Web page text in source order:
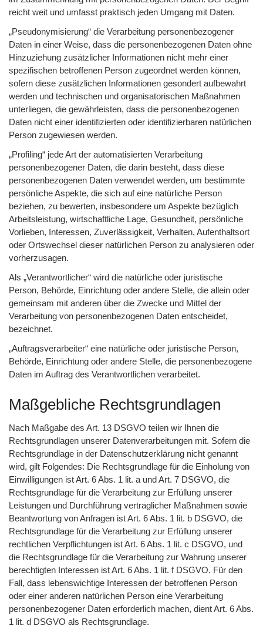
reicht weit und umfasst praktisch jeden Umgang mit Daten.
„Pseudonymisierung“ die Verarbeitung personenbezogener
Daten in einer Weise, dass die personenbezogenen Daten ohne
Hinzuziehung zusätzlicher Informationen nicht mehr einer
spezifischen betroffenen Person zugeordnet werden können,
sofern diese zusätzlichen Informationen gesondert aufbewahrt
werden und technischen und organisatorischen Maßnahmen
unterliegen, die gewährleisten, dass die personenbezogenen
Daten nicht einer identifizierten oder identifizierbaren natürlichen
Person zugewiesen werden.
„Profiling“ jede Art der automatisierten Verarbeitung
personenbezogener Daten, die darin besteht, dass diese
personenbezogenen Daten verwendet werden, um bestimmte
persönliche Aspekte, die sich auf eine natürliche Person
beziehen, zu bewerten, insbesondere um Aspekte bezüglich
Arbeitsleistung, wirtschaftliche Lage, Gesundheit, persönliche
Vorlieben, Interessen, Zuverlässigkeit, Verhalten, Aufenthaltsort
oder Ortswechsel dieser natürlichen Person zu analysieren oder
vorherzusagen.
Als „Verantwortlicher“ wird die natürliche oder juristische
Person, Behörde, Einrichtung oder andere Stelle, die allein oder
gemeinsam mit anderen über die Zwecke und Mittel der
Verarbeitung von personenbezogenen Daten entscheidet,
bezeichnet.
„Auftragsverarbeiter“ eine natürliche oder juristische Person,
Behörde, Einrichtung oder andere Stelle, die personenbezogene
Daten im Auftrag des Verantwortlichen verarbeitet.
Maßgebliche Rechtsgrundlagen
Nach Maßgabe des Art. 13 DSGVO teilen wir Ihnen die
Rechtsgrundlagen unserer Datenverarbeitungen mit. Sofern die
Rechtsgrundlage in der Datenschutzerklärung nicht genannt
wird, gilt Folgendes: Die Rechtsgrundlage für die Einholung von
Einwilligungen ist Art. 6 Abs. 1 lit. a und Art. 7 DSGVO, die
Rechtsgrundlage für die Verarbeitung zur Erfüllung unserer
Leistungen und Durchführung vertraglicher Maßnahmen sowie
Beantwortung von Anfragen ist Art. 6 Abs. 1 lit. b DSGVO, die
Rechtsgrundlage für die Verarbeitung zur Erfüllung unserer
rechtlichen Verpflichtungen ist Art. 6 Abs. 1 lit. c DSGVO, und
die Rechtsgrundlage für die Verarbeitung zur Wahrung unserer
berechtigten Interessen ist Art. 6 Abs. 1 lit. f DSGVO. Für den
Fall, dass lebenswichtige Interessen der betroffenen Person
oder einer anderen natürlichen Person eine Verarbeitung
personenbezogener Daten erforderlich machen, dient Art. 6 Abs.
1 lit. d DSGVO als Rechtsgrundlage.